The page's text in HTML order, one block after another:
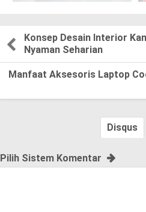
s
Konsep Desain Interior
Nyaman Seharian
Manfaat Aksesoris Laptop
Disqus
Pilih Sistem Komentar